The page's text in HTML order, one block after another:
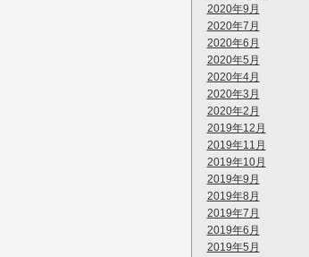
2020年9月
2020年7月
2020年6月
2020年5月
2020年4月
2020年3月
2020年2月
2019年12月
2019年11月
2019年10月
2019年9月
2019年8月
2019年7月
2019年6月
2019年5月